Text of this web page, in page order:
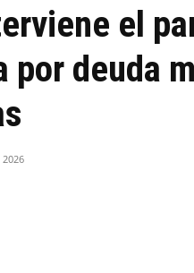
el
por deuda